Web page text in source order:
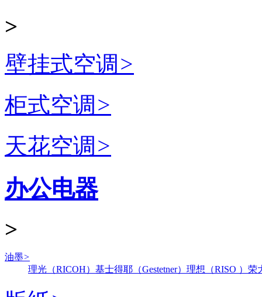
>
壁挂式空调 >
柜式空调 >
天花空调 >
办公电器
>
油墨>
理光（RICOH） 基士得耶（Gestetner） 理想（RISO ） 荣